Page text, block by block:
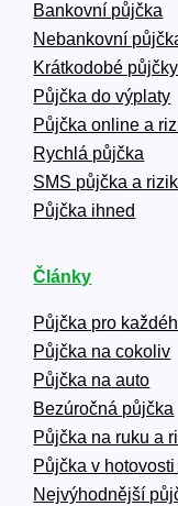
Bankovní půjčka
Nebankovní
Krátkodobé
Půjčka do výplaty
Půjčka online a
Rychlá půjčka
SMS půjčka a
Půjčka ihned
Články
Půjčka pro
Půjčka na cokoliv
Půjčka na auto
Bezúročná půjčka
Půjčka na ruku a
Půjčka v
Nejvýhodnější